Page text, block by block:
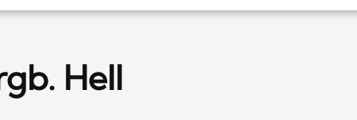
Hell